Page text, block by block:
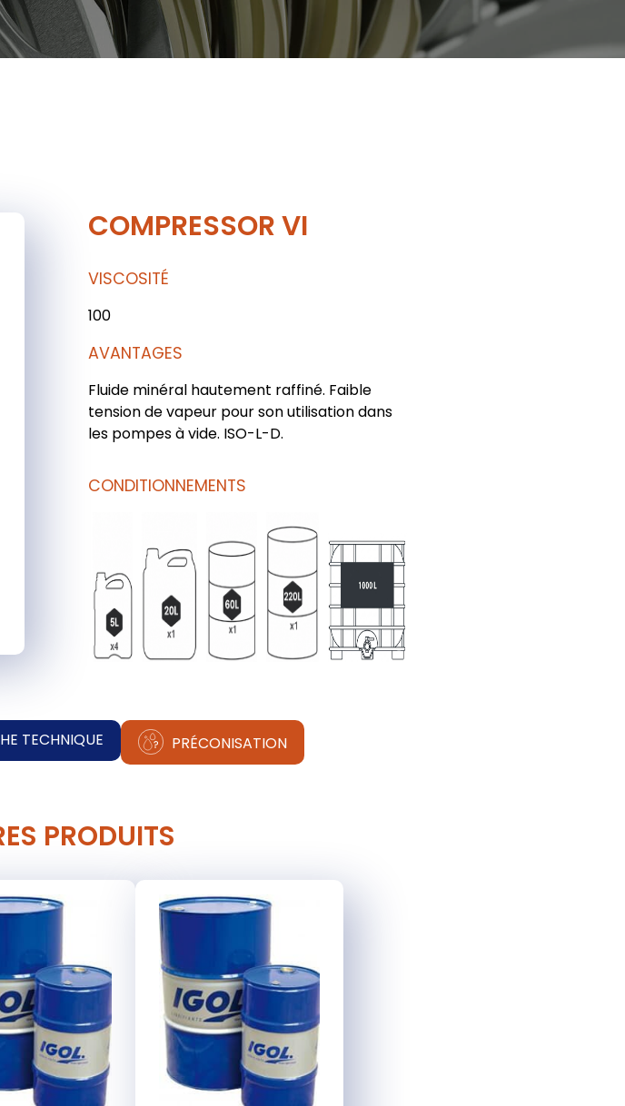
COMPRESSOR VI
VISCOSITÉ
100
AVANTAGES
Fluide minéral hautement raffiné. Faible
tension de vapeur pour son utilisation dans
les pompes à vide. ISO-L-D.
CONDITIONNEMENTS
TECHNIQUE PRÉCONISATION
PRODUITS